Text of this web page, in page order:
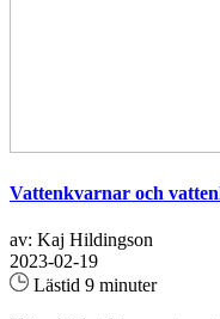
Vattenkvarnar och
av: Kaj Hildingson
2023-02-19
Lästid 9 minuter